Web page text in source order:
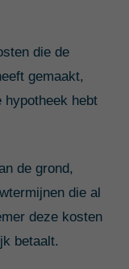
die de
gemaakt,
hebt
de grond,
die al
deze kosten
betaalt.